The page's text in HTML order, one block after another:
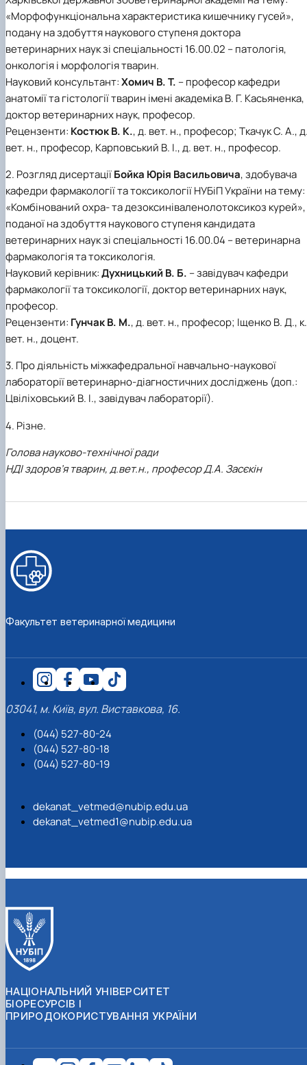
НОВИНИ
факультетом ветеринарної медицини …
Скринька довіри
Вступ 2022 рік
Вступ 2021 рік
Вступ 2020 рік
Вступ 2019 рік
Вступ 2018 рік
«Морфофункціональна характеристика кишечнику гусей»,
подану на здобуття наукового ступеня доктора
ветеринарних наук зі спеціальності 16.00.02 – патологія,
онкологія і морфологія тварин.
Науковий консультант:Хомич В. Т. – професор кафедри
анатомії та гістології тварин імені академіка В. Г. Касьяненка,
доктор ветеринарних наук, професор.
Рецензенти: Костюк В. К., д. вет. н., професор; Ткачук С. А.,
вет. н., професор, Карповський В. І., д. вет. н., професор.
2. Розгляд дисертаціїБойка Юрія Васильовича, здобувача
кафедри фармакології та токсикології НУБіП України на тему:
«Комбінований охра- та дезоксиніваленолoтоксикоз курей»,
поданої на здобуття наукового ступеня кандидата
ветеринарних наук зі спеціальності 16.00.04 – ветеринарна
фармакологія та токсикологія.
Науковий керівник:Духницький В. Б. – завідувач кафедри
фармакології та токсикології, доктор ветеринарних наук,
професор.
Рецензенти: Гунчак В. М., д. вет. н., професор; Іщенко В. Д., к.
вет. н., доцент.
3. Про діяльність міжкафедральної навчально-наукової
лабораторії ветеринарно-діагностичних досліджень (доп.:
Цвіліховський В. І., завідувач лабораторії).
4. Різне.
Голова науково-технічної ради
НДІ здоров’я тварин, д.вет.н., професор Д.А. Засєкін
Факультет ветеринарної медицини
03041, м. Київ, вул. Виставкова, 16.
(044) 527-80-24
(044) 527-80-18
(044) 527-80-19
dekanat_vetmed@nubip.edu.ua
dekanat_vetmed1@nubip.edu.ua
НАЦІОНАЛЬНИЙ УНІВЕРСИТЕТ
БІОРЕСУРСІВ І
ПРИРОДОКОРИСТУВАННЯ УКРАЇНИ